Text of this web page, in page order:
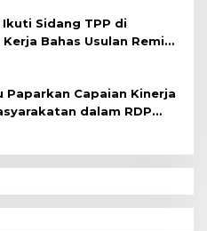
Sidang TPP di
Bahas Usulan Remisi
Paparkan Capaian Kinerja
dalam RDP
RI